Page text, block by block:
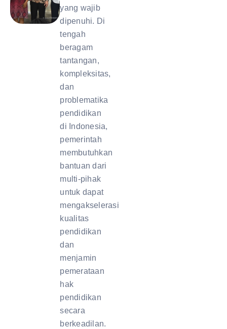
yang wajib
dipenuhi. Di
tengah
beragam
tantangan,
kompleksitas,
dan
problematika
pendidikan
di Indonesia,
pemerintah
membutuhkan
bantuan dari
multi-pihak
untuk dapat
mengakselerasi
kualitas
pendidikan
dan
menjamin
pemerataan
hak
pendidikan
secara
berkeadilan.